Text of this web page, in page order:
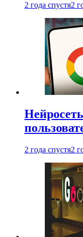
2 года спустя2
2 года спустя2